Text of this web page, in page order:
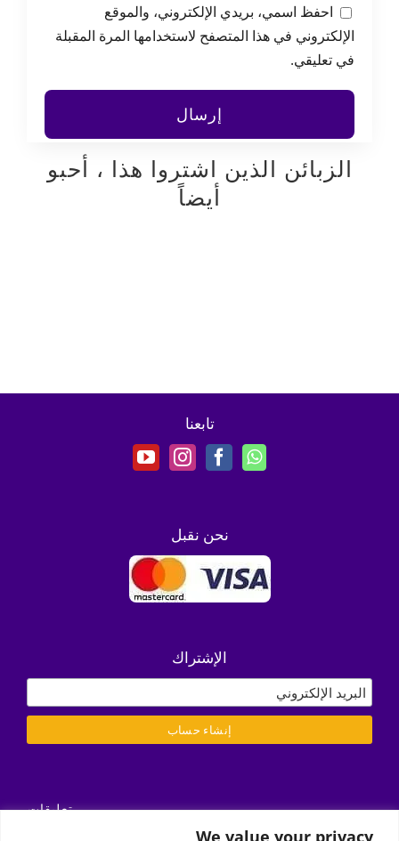
We value your privacy
احفظ اسمي، بريدي الإلكتروني، والموقع
الإلكتروني في هذا المتصفح لاستخدامها المرة المقبلة
في تعليقي.
الزبائن الذين اشتروا هذا ، أحبو
أيضاً
تابعنا
نحن نقبل
الإشتراك
تعليقات